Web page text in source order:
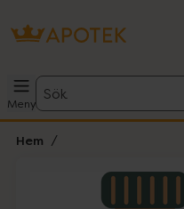
Meny
Sök
Hem
Lista: .